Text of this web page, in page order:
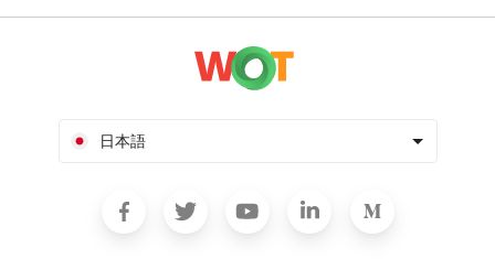
日本語